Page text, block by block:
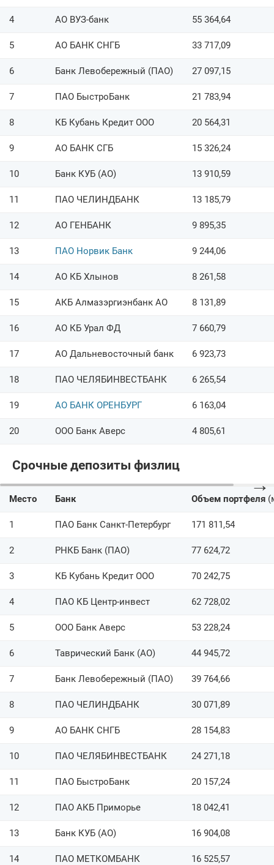
4 АО ВУЗ-банк 55 364,64
5 АО БАНК СНГБ 33 717,09
6 Банк Левобережный (ПАО) 27 097,15
7 ПАО БыстроБанк 21 783,94
8 КБ Кубань Кредит ООО 20 564,31
9 АО БАНК СГБ 15 326,24
10 Банк КУБ (АО) 13 910,59
11 ПАО ЧЕЛИНДБАНК 13 185,79
12 АО ГЕНБАНК 9 895,35
13 ПАО Норвик Банк 9 244,06
14 АО КБ Хлынов 8 261,58
15 АКБ Алмазэргиэнбанк АО 8 131,89
16 АО КБ Урал ФД 7 660,79
17 АО Дальневосточный банк 6 923,73
18 ПАО ЧЕЛЯБИНВЕСТБАНК 6 265,54
19 АО БАНК ОРЕНБУРГ 6 163,04
20 ООО Банк Аверс 4 805,61
Срочные депозиты физлиц
→
Место Банк Объем портфеля
1 ПАО Банк Санкт-Петербург 171 811,54
2 РНКБ Банк (ПАО) 77 624,72
3 КБ Кубань Кредит ООО 70 242,75
4 ПАО КБ Центр-инвест 62 728,02
5 ООО Банк Аверс 53 228,24
6 Таврический Банк (АО) 44 945,72
7 Банк Левобережный (ПАО) 39 764,66
8 ПАО ЧЕЛИНДБАНК 30 071,89
9 АО БАНК СНГБ 28 154,83
10 ПАО ЧЕЛЯБИНВЕСТБАНК 24 271,18
11 ПАО БыстроБанк 20 157,24
12 ПАО АКБ Приморье 18 042,41
13 Банк КУБ (АО) 16 904,08
14 ПАО МЕТКОМБАНК 16 525,57